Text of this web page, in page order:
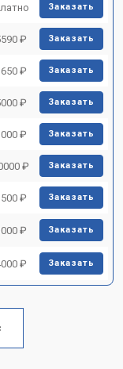
Заказать
₽ Заказать
₽ Заказать
₽ Заказать
₽ Заказать
₽ Заказать
₽ Заказать
₽ Заказать
₽ Заказать